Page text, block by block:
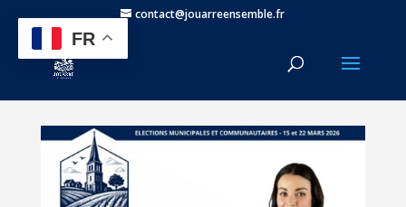
contact@jouarreensemble.fr
FR